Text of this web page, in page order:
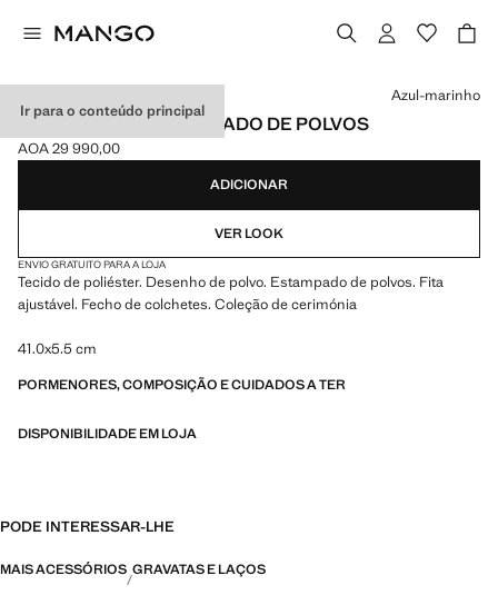
Ir para o conteúdo principal
GRAVATA COM ESTAMPADO DE POLVOS
Preço atual [AOA 29 990,00 ]
AOA 29 990,00
Selecione uma cor
Azul-marinho
ADICIONAR
VER LOOK
ENVIO GRATUITO PARA A LOJA
Tecido de poliéster. Desenho de polvo. Estampado de polvos. Fita
ajustável. Fecho de colchetes. Coleção de cerimónia
41.0x5.5 cm
PORMENORES, COMPOSIÇÃO E CUIDADOS A TER
DISPONIBILIDADE EM LOJA
PODE INTERESSAR-LHE
MAIS ACESSÓRIOS GRAVATAS E LAÇOS